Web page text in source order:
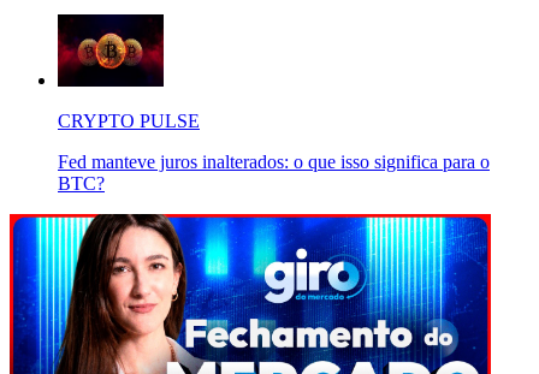
CRYPTO PULSE
Fed manteve juros inalterados: o que isso significa para o
BTC?